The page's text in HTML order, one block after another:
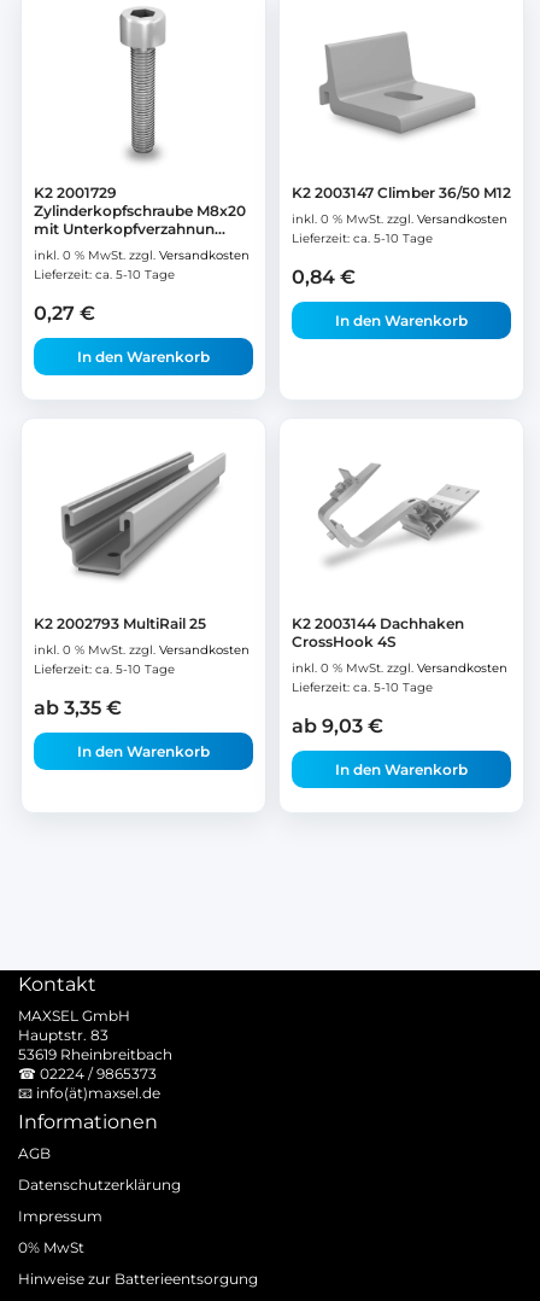
K2 2001729
Zylinderkopfschraube M8x20
mit Unterkopfverzahnun...
inkl. 0 % MwSt. zzgl. Versandkosten
Lieferzeit: ca. 5-10 Tage
0,27 €
In den Warenkorb
K2 2003147 Climber 36/50 M12
inkl. 0 % MwSt. zzgl. Versandkosten
Lieferzeit: ca. 5-10 Tage
0,84 €
In den Warenkorb
K2 2002793 MultiRail 25
inkl. 0 % MwSt. zzgl. Versandkosten
Lieferzeit: ca. 5-10 Tage
ab 3,35 €
In den Warenkorb
K2 2003144 Dachhaken
CrossHook 4S
inkl. 0 % MwSt. zzgl. Versandkosten
Lieferzeit: ca. 5-10 Tage
ab 9,03 €
In den Warenkorb
Kontakt
MAXSEL GmbH
Hauptstr. 83
53619 Rheinbreitbach
☎ 02224 / 9865373
📧 info(ät)maxsel.de
Informationen
AGB
Datenschutzerklärung
Impressum
0% MwSt
Hinweise zur Batterieentsorgung